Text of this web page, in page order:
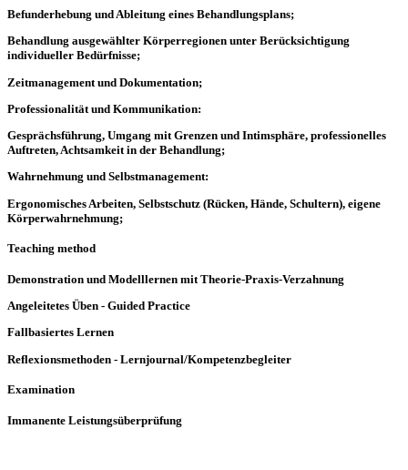
Befunderhebung und Ableitung eines Behandlungsplans;
Behandlung ausgewählter Körperregionen unter Berücksichtigung
individueller Bedürfnisse;
Zeitmanagement und Dokumentation;
Professionalität und Kommunikation:
Gesprächsführung, Umgang mit Grenzen und Intimsphäre, professionelles
Auftreten, Achtsamkeit in der Behandlung;
Wahrnehmung und Selbstmanagement:
Ergonomisches Arbeiten, Selbstschutz (Rücken, Hände, Schultern), eigene
Körperwahrnehmung;
Teaching method
Demonstration und Modelllernen mit Theorie-Praxis-Verzahnung
Angeleitetes Üben - Guided Practice
Fallbasiertes Lernen
Reflexionsmethoden - Lernjournal/Kompetenzbegleiter
Examination
Immanente Leistungsüberprüfung